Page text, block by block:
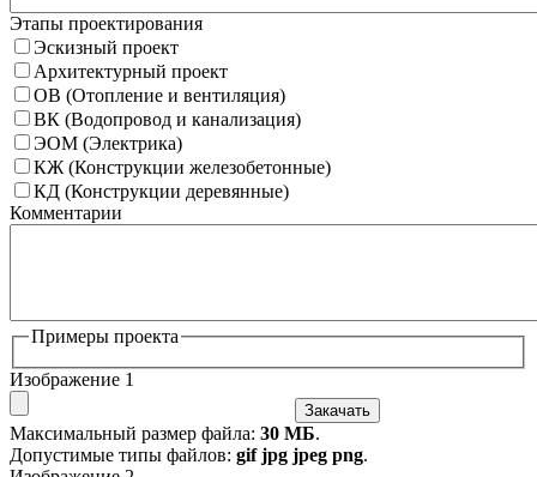
Этапы проектирования
Эскизный проект
Архитектурный проект
ОВ (Отопление и вентиляция)
ВК (Водопровод и канализация)
ЭОМ (Электрика)
КЖ (Конструкции железобетонные)
КД (Конструкции деревянные)
Комментарии
Примеры проекта
Изображение 1
Закачать
Максимальный размер файла: 30 МБ.
Допустимые типы файлов: gif jpg jpeg png.